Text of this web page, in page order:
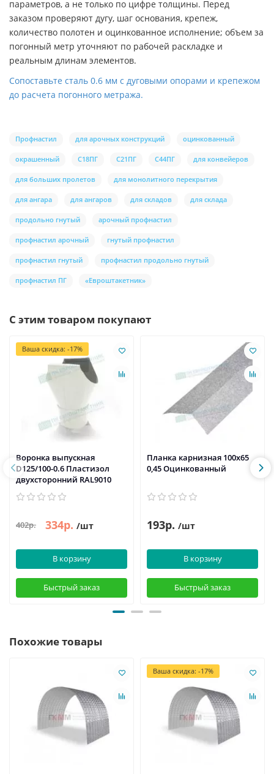
параметров, а не только по цифре толщины. Перед
заказом проверяют дугу, шаг основания, крепеж,
количество полотен и оцинкованное исполнение; объем за
погонный метр уточняют по рабочей раскладке и
реальным длинам элементов.
Сопоставьте сталь 0.6 мм с дуговыми опорами и крепежом
до расчета погонного метража.
Профнастил для арочных конструкций оцинкованный
окрашенный С18ПГ С21ПГ С44ПГ для конвейеров
для больших пролетов для монолитного перекрытия
для ангара для ангаров для складов для склада
продольно гнутый арочный профнастил
профнастил арочный гнутый профнастил
профнастил гнутый профнастил продольно гнутый
профнастил ПГ «Евроштакетник»
С этим товаром покупают
Ваша скидка: -17%
Воронка выпускная
D125/100-0.6 Пластизол
двухсторонний RAL9010
402р. 334р. /шт
В корзину
Быстрый заказ
Планка карнизная 100х65
0,45 Оцинкованный
193р. /шт
В корзину
Быстрый заказ
Похожие товары
Ваша скидка: -17%